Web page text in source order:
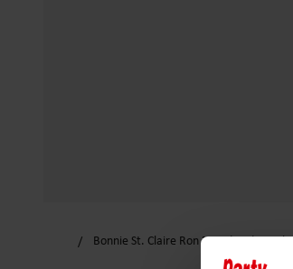
Bonnie St. Claire Ron Brandsteder